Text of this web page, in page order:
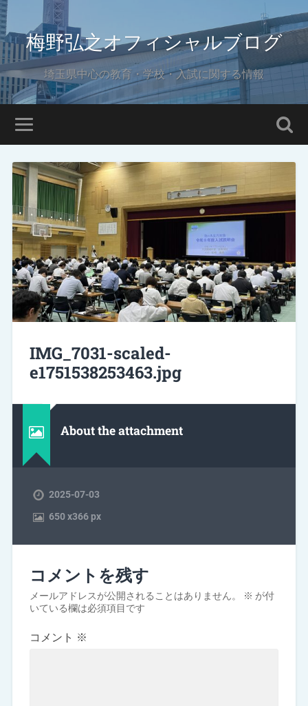
梅野弘之オフィシャルブログ
埼玉県中心の教育・学校・入試に関する情報
IMG_7031-scaled-
e1751538253463.jpg
About the attachment
2025-07-03
650x366 px
コメントを残す
メールアドレスが公開されることはありません。 ※ が付
いている欄は必須項目です
コメント ※